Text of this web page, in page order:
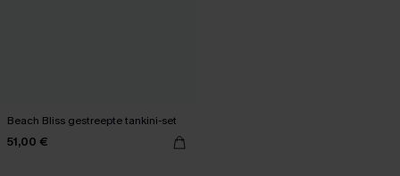
Beach Bliss gestreepte tankini-set
51,00 €